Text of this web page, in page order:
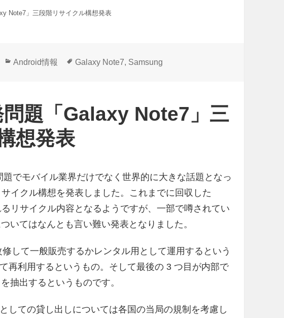
Note7」三段階リサイクル構想発表
カ
リ
ー
Android情報
タ
Galaxy Note7, Samsung
題「Galaxy Note7」三
想発表
でモバイル業界だけでなく世界的に大きな話題となっ
イクル構想を発表しました。これまでに回収した
リサイクル内容となるようですが、一部で噂されてい
いてはなんとも言い難い発表となりました。
して一般販売するかレンタル用として運用するという
再利用するというもの。そして最後の 3 つ目が内部で
抽出するというものです。
しての貸し出しについては各国の当局の規制を考慮し